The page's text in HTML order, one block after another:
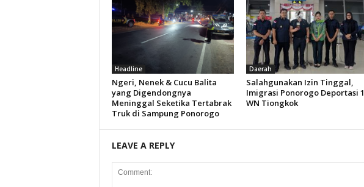
Headline
Ngeri, Nenek & Cucu Balita
yang Digendongnya
Meninggal Seketika Tertabrak
Truk di Sampung Ponorogo
Daerah
Salahgunakan Izin Tinggal,
Imigrasi Ponorogo Deportasi 1
WN Tiongkok
LEAVE A REPLY